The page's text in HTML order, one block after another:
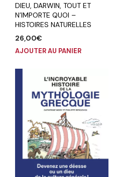
DIEU, DARWIN, TOUT ET
N’IMPORTE QUOI –
HISTOIRES NATURELLES
26,00€
AJOUTER AU PANIER